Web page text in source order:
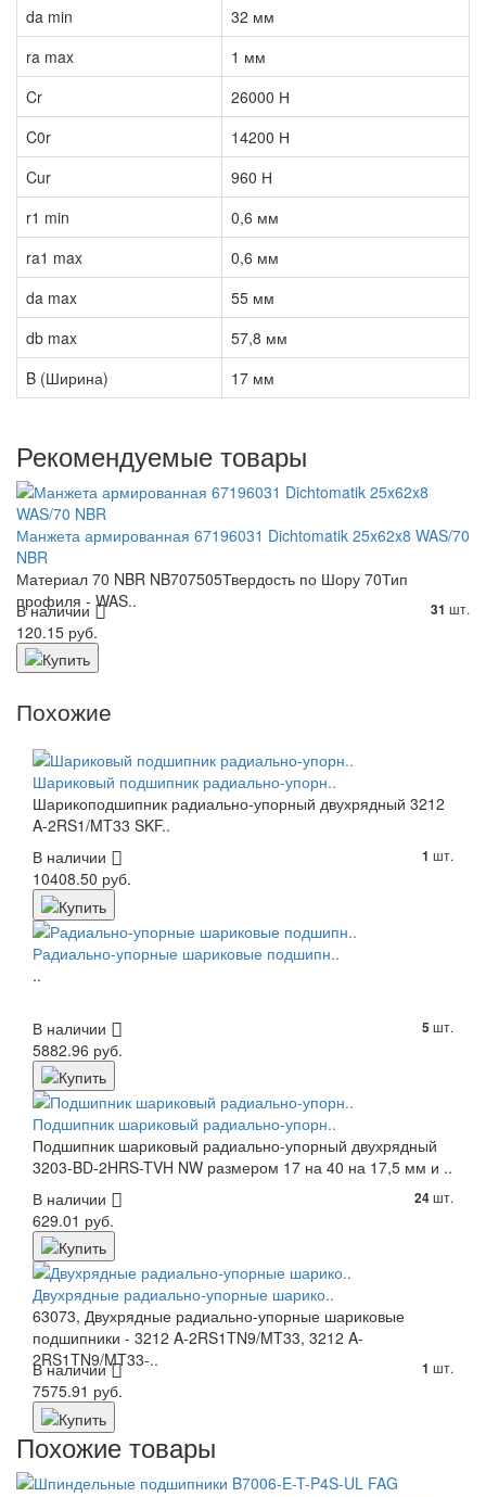
da min
32 мм
ra max
1 мм
Cr
26000 Н
C0r
14200 Н
Cur
960 Н
r1 min
0,6 мм
ra1 max
0,6 мм
da max
55 мм
db max
57,8 мм
B (Ширина)
17 мм
Рекомендуемые товары
Манжета армированная 67196031 Dichtomatik 25x62x8 WAS/70
NBR
Материал 70 NBR NB707505Твердость по Шору 70Тип
профиля - WAS..
В наличии 31 шт.
120.15 руб.
Похожие
Шариковый подшипник радиально-упорн..
Шарикоподшипник радиально-упорный двухрядный 3212
A-2RS1/MT33 SKF..
В наличии
1 шт.
10408.50 руб.
Радиально-упорные шариковые подшипн..
..
В наличии 5 шт.
5882.96 руб.
Подшипник шариковый радиально-упорн..
Подшипник шариковый радиально-упорный двухрядный
3203-BD-2HRS-TVH NW размером 17 на 40 на 17,5 мм и ..
В наличии
24шт.
629.01 руб.
Двухрядные радиально-упорные шарико..
63073, Двухрядные радиально-упорные шариковые
подшипники - 3212 A-2RS1TN9/MT33, 3212 A-
2RS1TN9/MT33-..
В наличии 1 шт.
7575.91 руб.
Похожие товары